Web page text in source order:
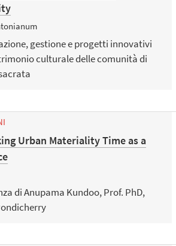
gestione e progetti innovativi
culturale delle comunità di
Urban Materiality Time as a
di Anupama Kundoo, Prof. PhD,